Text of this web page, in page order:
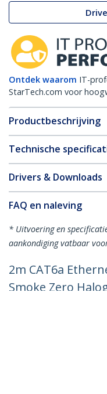
Ontdek waarom IT-
StarTech.com voor
Productbeschrijving
Technische
Drivers & Downloads
FAQ en naleving
* Uitvoering en
aankondiging vatbaar
2m CAT6a
Smoke Zero